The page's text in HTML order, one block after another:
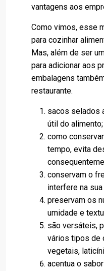
vantagens aos
Como vimos, esse
para cozinhar
Mas, além de ser
para adicionar aos
embalagens
restaurante.
sacos selados
útil do alimento;
como
tempo, evita
conservam o
interfere na
preservam os
umidade e
são versáteis,
vários tipos de
vegetais,
acentua o